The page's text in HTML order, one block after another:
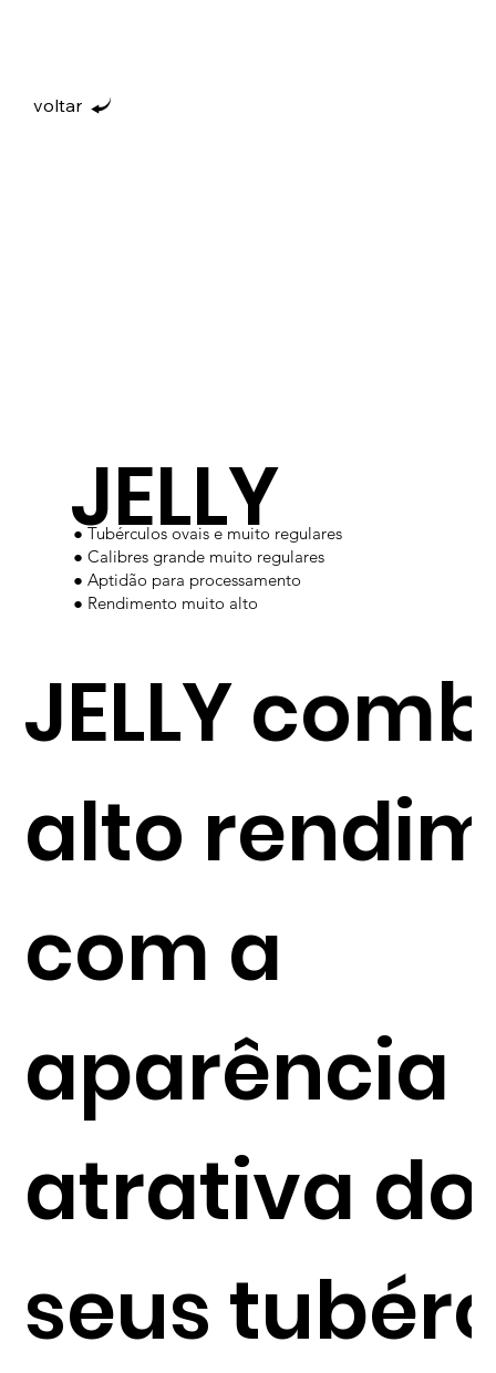
JELLY
● Tubérculos ovais e muito regulares
● Calibres grande muito regulares
● Aptidão para processamento
● Rendimento muito alto
voltar
JELLY
alto
com a
aparência
atrativa
seus